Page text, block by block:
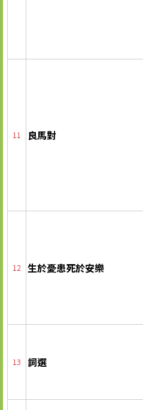
11 良馬對
12 生於憂患死於安樂
13 詞選